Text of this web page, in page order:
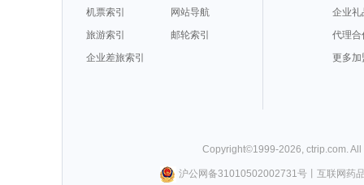
机票索引
网站导航
旅游索引
邮轮索引
企业差旅索引
企业礼
代理合
更多加
Copyright©1999-2026, ctrip.com.
沪公网备31010502002731号丨 互联网药